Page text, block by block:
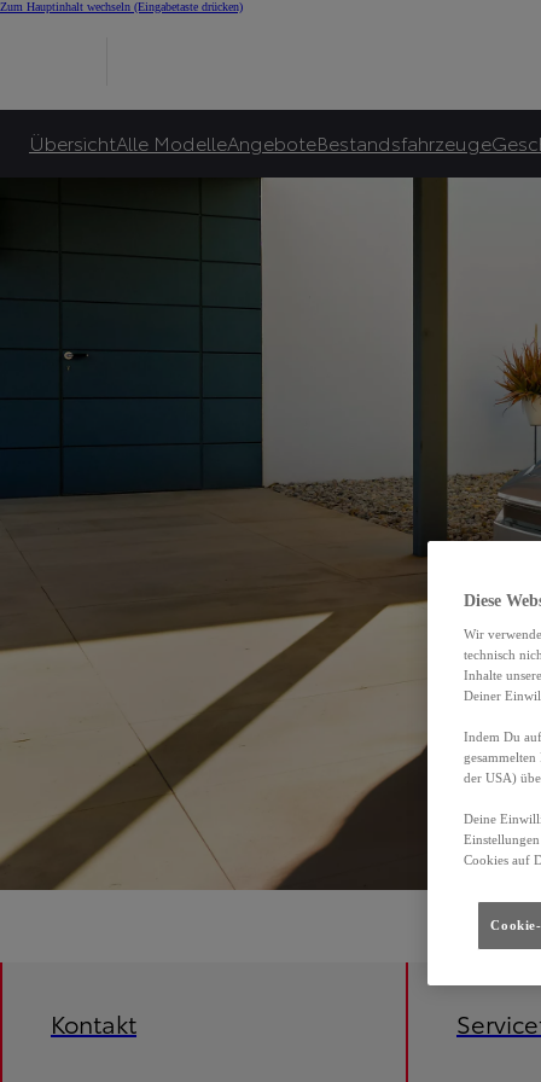
Zum Hauptinhalt wechseln (Eingabetaste drücken)
ÜbersichtAlle ModelleAngeboteBestandsfahrzeuge
Kontakt
Diese
Wir
technisch
Inhalte
Deiner
Indem Du
der USA)
Deine
Cookies auf